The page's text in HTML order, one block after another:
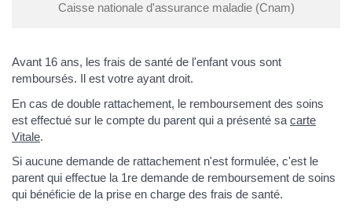
Caisse nationale d'assurance maladie (Cnam)
Avant 16 ans, les frais de santé de l'enfant vous sont
remboursés. Il est votre ayant droit.
En cas de double rattachement, le remboursement des soins
est effectué sur le compte du parent qui a présenté sa carte
Vitale.
Si aucune demande de rattachement n'est formulée, c'est le
parent qui effectue la 1re demande de remboursement de soins
qui bénéficie de la prise en charge des frais de santé.